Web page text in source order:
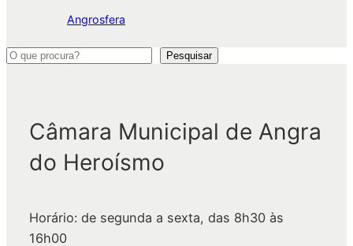
Angrosfera
P
Pesquisar
Câmara Municipal de Angra
do Heroísmo
Horário: de segunda a sexta, das 8h30 às
16h00